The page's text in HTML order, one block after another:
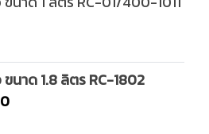
นาด 1.8 ลิตร RC-1802